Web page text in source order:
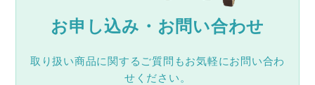
お申し込み・お問い合わせ
取り扱い商品に関するご質問もお気軽にお問い合わ
せください。